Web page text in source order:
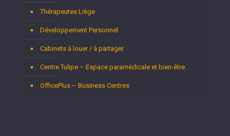
Thérapeutes Liège
Développement Personnel
Cabinets à louer / à partager
Centre Tulipe – Espace paramédicale et bien-être.
OfficePlus – Business Centres